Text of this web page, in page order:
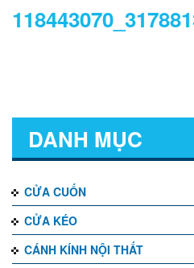
DANH MỤC
CỬA CUỐN
CỬA KÉO
CÁNH KÍNH NỘI THẤT